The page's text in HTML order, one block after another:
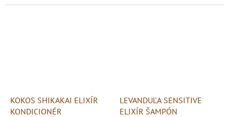
KOKOS SHIKAKAI ELIXÍR
KONDICIONÉR
LEVANDUĽA SENSITIVE
ELIXÍR ŠAMPÓN